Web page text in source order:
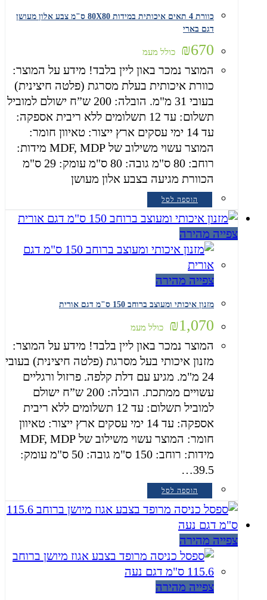
כוורת 4 תאים איכותית במידות 80X80 ס"מ צבע אלון מעושן
דגם בארי
₪670 כולל מעמ
המוצר נמכר באון ליין בלבד! מידע על המוצר:
כוורת איכותית בעלת מסרגת (פלטה חיצינית)
בעובי 31 מ"מ. הובלה: 200 ש”ח ישולם למוביל
תשלום: עד 12 תשלומים ללא ריבית אספקה:
עד 14 ימי עסקים ארץ ייצור: טאיוון חומר:
המוצר עשוי משילוב של MDF, MDP מידות:
רוחב: 80 ס"מ גובה: 80 ס"מ עומק: 29 ס"מ
הכוורת מגיעה בצבע אלון מעושן
הוספה לסל
צפייה מהירה
צפייה מהירה
מזנון איכותי ומעוצב ברוחב 150 ס"מ דגם אורית
₪1,070 כולל מעמ
המוצר נמכר באון ליין בלבד! מידע על המוצר:
מזנון איכותי בעל מסרגת (פלטה חיצינית) בעובי
24 מ"מ. מגיע עם דלת קלפה. פרזול ורגליים
עשויים ממתכת. הובלה: 200 ש”ח ישולם
למוביל תשלום: עד 12 תשלומים ללא ריבית
אספקה: עד 14 ימי עסקים ארץ ייצור: טאיוון
חומר: המוצר עשוי משילוב של MDF, MDP
מידות: רוחב: 150 ס"מ גובה: 50 ס"מ עומק:
39.5…
הוספה לסל
צפייה מהירה
צפייה מהירה